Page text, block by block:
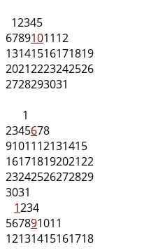
12345
6789101112
13141516171819
20212223242526
2728293031
1
2345678
9101112131415
16171819202122
23242526272829
3031
1234
567891011
12131415161718